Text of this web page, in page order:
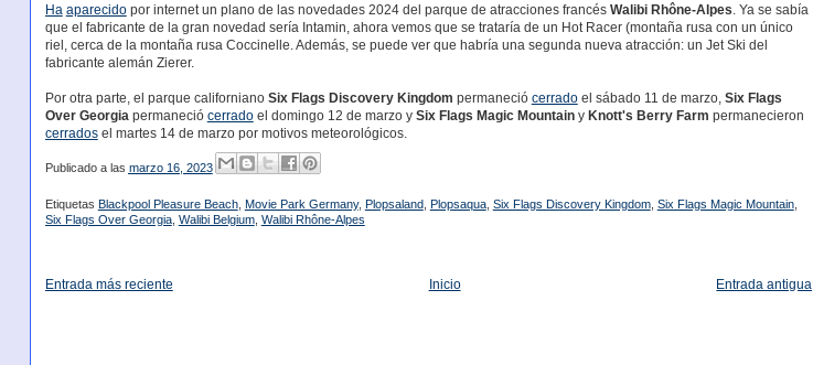
Ha aparecidopor internet un plano de las novedades 2024 del parque de atracciones francés Walibi Rhône-Alpes. Ya se sabía
que el fabricante de la gran novedad sería Intamin, ahora vemos que se trataría de un Hot Racer (montaña rusa con un único
riel, cerca de la montaña rusa Coccinelle. Además, se puede ver que habría una segunda nueva atracción: un Jet Ski del
fabricante alemán Zierer.
Por otra parte, el parque californiano Six Flags Discovery Kingdom permaneció cerradoel sábado 11 de marzo, Six Flags
Over Georgiapermaneció cerradoel domingo 12 de marzo y Six Flags Magic Mountainy Knott's Berry Farm permanecieron
cerradosel martes 14 de marzo por motivos meteorológicos.
Publicado a las marzo 16, 2023
Etiquetas Blackpool Pleasure Beach, Movie Park Germany, Plopsaland, Plopsaqua, Six Flags Discovery Kingdom, Six Flags Magic Mountain,
Six Flags Over Georgia, Walibi Belgium, Walibi Rhône-Alpes
Entrada más reciente Entrada antigua
Inicio